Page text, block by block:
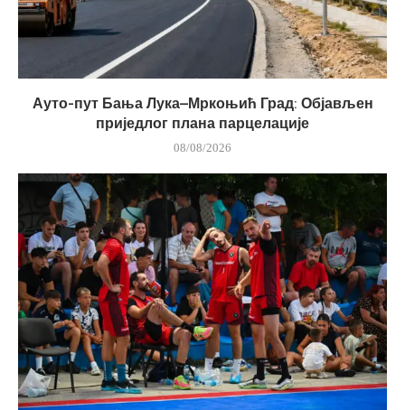
Ауто-пут Бања Лука–Мркоњић Град: Објављен
приједлог плана парцелације
08/08/2026